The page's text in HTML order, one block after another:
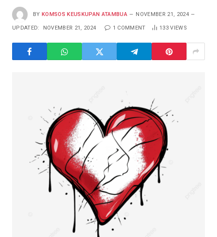
BY KOMSOS KEUSKUPAN ATAMBUA NOVEMBER 21, 2024
UPDATED: NOVEMBER 21, 2024 1 COMMENT 133VIEWS